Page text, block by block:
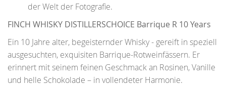
der Welt der Fotografie.
FINCH WHISKY DISTILLERSCHOICE Barrique R 10 Years
Ein 10 Jahre alter, begeisternder Whisky - gereift in speziell
ausgesuchten, exquisiten Barrique-Rotweinfässern. Er
erinnert mit seinem feinen Geschmack an Rosinen, Vanille
und helle Schokolade – in vollendeter Harmonie.